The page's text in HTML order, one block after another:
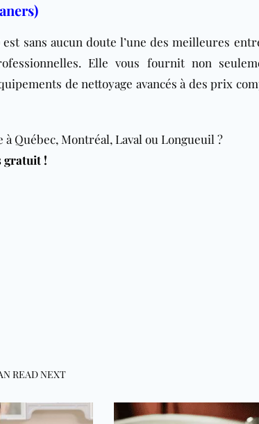
est sans aucun doute l’une des meilleures
Elle vous fournit non
de nettoyage avancés à des prix
Québec, Montréal, Laval ou Longueuil ?
gratuit !
READ NEXT